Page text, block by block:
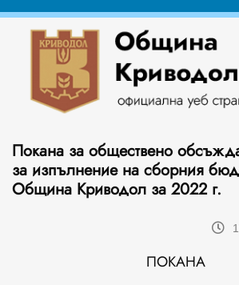
Покана за обществено
за изпълнение на сборния
Община Криводол за 2022 г.
ПОКАНА